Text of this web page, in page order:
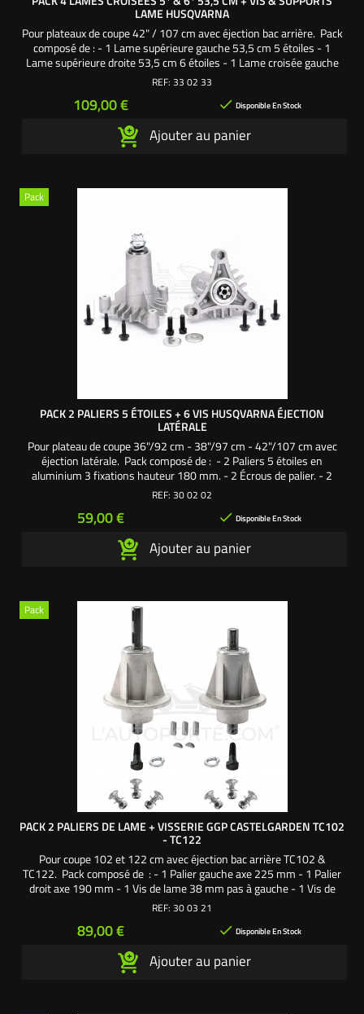
LAME HUSQVARNA
Pour plateaux de coupe 42" / 107 cm avec éjection bac arrière. Pack
composé de : - 1 Lame supérieure gauche 53,5 cm 5 étoiles - 1
Lame supérieure droite 53,5 cm 6 étoiles - 1 Lame croisée gauche
53,5 cm - 1 Lame croisée droite 53,5 cm - 2 Supports de lame - 1
Rondelles frein 3/8"...
REF: 33 02 33
Prix
109,00 €  Disponible En Stock
Ajouter au panier
Pack
PACK 2 PALIERS 5 ÉTOILES + 6 VIS HUSQVARNA ÉJECTION
LATÉRALE
Pour plateau de coupe 36"/92 cm - 38"/97 cm - 42"/107 cm avec
éjection latérale. Pack composé de : - 2 Paliers 5 étoiles en
aluminium 3 fixations hauteur 180 mm. - 2 Écrous de palier. - 2
Rondelles de palier. - 2 Vis de lame 32 mm. - 2 Rondelles larges. - 2
coupe. Une création...
REF: 30 02 02
Prix
59,00 €  Disponible En Stock
Ajouter au panier
Pack
PACK 2 PALIERS DE LAME + VISSERIE GGP CASTELGARDEN TC102
- TC122
Pour coupe 102 et 122 cm avec éjection bac arrière TC102 &
TC122. Pack composé de : - 1 Palier gauche axe 225 mm - 1 Palier
droit axe 190 mm - 1 Vis de lame 38 mm pas à gauche - 1 Vis de
lame 38 mm pas à droite - 2 Rondelles frein - 2 Clavettes demi-lune
création exclusive...
REF: 30 03 21
Prix
89,00 €  Disponible En Stock
Ajouter au panier